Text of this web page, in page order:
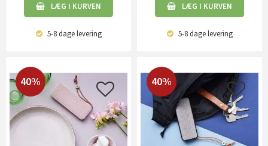
LÆG I KURVEN
5-8 dagelevering
LÆG I KURVEN
5-8 dagelevering
40% 40%